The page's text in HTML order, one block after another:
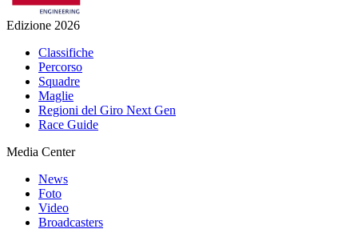
Edizione 2026
Classifiche
Percorso
Squadre
Maglie
Regioni del Giro Next Gen
Race Guide
Media Center
News
Foto
Video
Broadcasters